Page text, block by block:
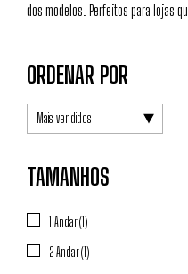
dos modelos. Perfeitos para lojas
ORDENAR POR
TAMANHOS
1 Andar (1)
2 Andar (1)